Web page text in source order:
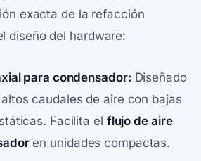
exacta de la refacción
diseño del hardware:
para condensador: Diseñado
caudales de aire con bajas
Facilita el flujo de aire
en unidades compactas.